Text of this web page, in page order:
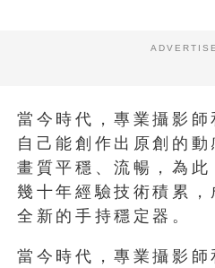
當今時代，專業攝影
自己能創作出原創的
畫質平穩、流暢，為
幾十年經驗技術積累，
全新的手持穩定器。
當今時代，專業攝影